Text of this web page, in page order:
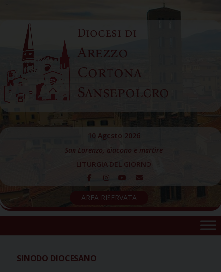
content
Diocesi di
Arezzo
Cortona
Sansepolcro
10 Agosto 2026
San Lorenzo, diacono e martire
LITURGIA DEL GIORNO
AREA RISERVATA
SINODO DIOCESANO